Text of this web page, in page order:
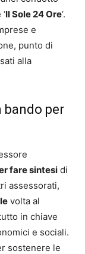
Il Sole 24 Ore‘.
e
punto di
alla
bando per
fare sintesi di
assessorati,
volta al
in chiave
e sociali.
sostenere le